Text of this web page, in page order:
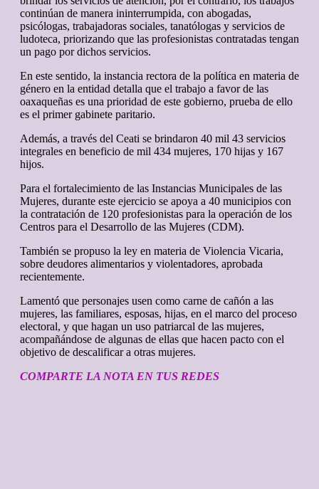
continúan de manera ininterrumpida, con abogadas,
psicólogas, trabajadoras sociales, tanatólogas y servicios de
ludoteca, priorizando que las profesionistas contratadas tengan
un pago por dichos servicios.
En este sentido, la instancia rectora de la política en materia de
género en la entidad detalla que el trabajo a favor de las
oaxaqueñas es una prioridad de este gobierno, prueba de ello
es el primer gabinete paritario.
Además, a través del Ceati se brindaron 40 mil 43 servicios
integrales en beneficio de mil 434 mujeres, 170 hijas y 167
hijos.
Para el fortalecimiento de las Instancias Municipales de las
Mujeres, durante este ejercicio se apoya a 40 municipios con
la contratación de 120 profesionistas para la operación de los
Centros para el Desarrollo de las Mujeres (CDM).
También se propuso la ley en materia de Violencia Vicaria,
sobre deudores alimentarios y violentadores, aprobada
recientemente.
Lamentó que personajes usen como carne de cañón a las
mujeres, las familiares, esposas, hijas, en el marco del proceso
electoral, y que hagan un uso patriarcal de las mujeres,
acompañándose de algunas de ellas que hacen pacto con el
objetivo de descalificar a otras mujeres.
COMPARTE LA NOTA EN TUS REDES